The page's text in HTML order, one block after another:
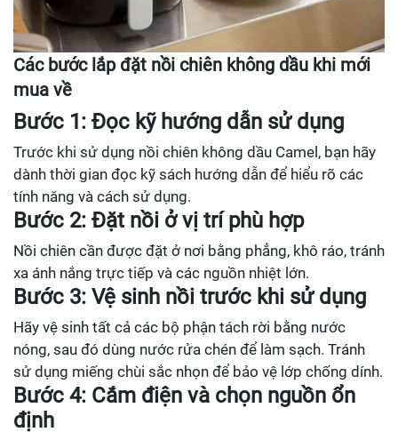
Các bước lắp đặt nồi chiên không dầu khi mới
mua về
Bước 1: Đọc kỹ hướng dẫn sử dụng
Trước khi sử dụng nồi chiên không dầu Camel, bạn hãy
dành thời gian đọc kỹ sách hướng dẫn để hiểu rõ các
tính năng và cách sử dụng.
Bước 2: Đặt nồi ở vị trí phù hợp
Nồi chiên cần được đặt ở nơi bằng phẳng, khô ráo, tránh
xa ánh nắng trực tiếp và các nguồn nhiệt lớn.
Bước 3: Vệ sinh nồi trước khi sử dụng
Hãy vệ sinh tất cả các bộ phận tách rời bằng nước
nóng, sau đó dùng nước rửa chén để làm sạch. Tránh
sử dụng miếng chùi sắc nhọn để bảo vệ lớp chống dính.
Bước 4: Cắm điện và chọn nguồn ổn
định